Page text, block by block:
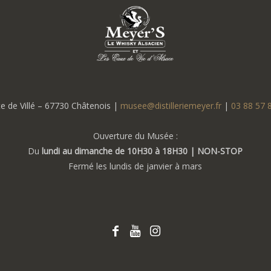
de Villé – 67730 Châtenois | musee@distilleriemeyer.fr | 03 88 57
Ouverture du Musée :
Dulundi au dimanche de 10H30 à 18H30 | NON-STOP
Fermé les lundis de janvier à mars